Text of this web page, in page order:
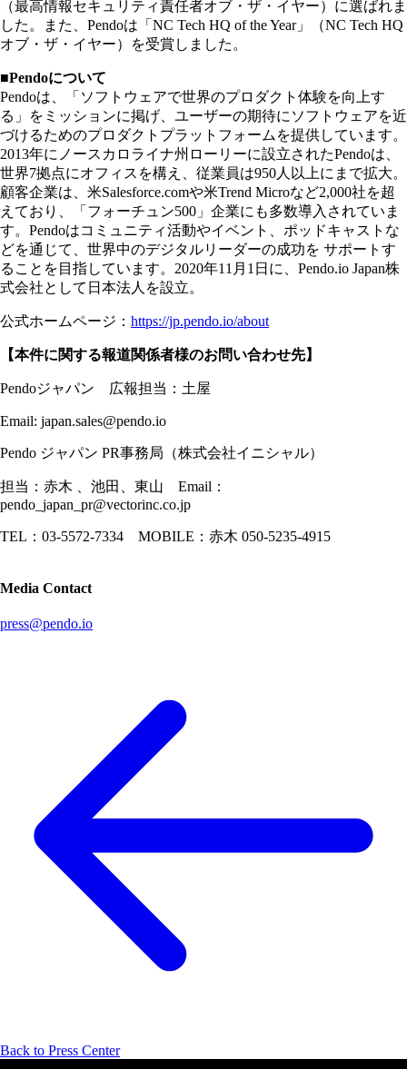
（最高情報セキュリティ責任者オブ・ザ・イヤー）に選ばれま
した。また、Pendoは「NC Tech HQ of the Year」（NC Tech HQ
オブ・ザ・イヤー）を受賞しました。
■Pendoについて
Pendoは、「ソフトウェアで世界のプロダクト体験を向上す
る」をミッションに掲げ、ユーザーの期待にソフトウェアを近
づけるためのプロダクトプラットフォームを提供しています。
2013年にノースカロライナ州ローリーに設立されたPendoは、
世界7拠点にオフィスを構え、従業員は950人以上にまで拡大。
顧客企業は、米Salesforce.comや米Trend Microなど2,000社を超
えており、「フォーチュン500」企業にも多数導入されていま
す。Pendoはコミュニティ活動やイベント、ポッドキャストな
どを通じて、世界中のデジタルリーダーの成功を サポートす
ることを目指しています。2020年11月1日に、Pendo.io Japan株
式会社として日本法人を設立。
公式ホームページ： https://jp.pendo.io/about
【本件に関する報道関係者様のお問い合わせ先】
Pendoジャパン 広報担当：土屋
Email: japan.sales@pendo.io
Pendo ジャパン PR事務局（株式会社イニシャル）
担当：赤木 、池田、東山 Email：
pendo_japan_pr@vectorinc.co.jp
TEL：03-5572-7334 MOBILE：赤木 050-5235-4915
Media Contact
press@pendo.io
Back to Press Center